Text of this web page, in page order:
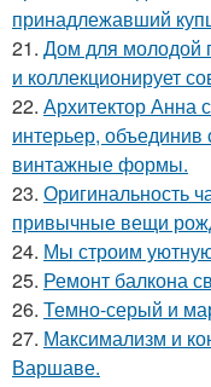
принадлежавший
21. Дом для молодой
и коллекционирует
22. Архитектор Анна
интерьер,
винтажные формы.
23. Оригинальность
привычные вещи
24. Мы строим
25. Ремонт балкона
26. Темно-серый и
27. Максимализм и
Варшаве.